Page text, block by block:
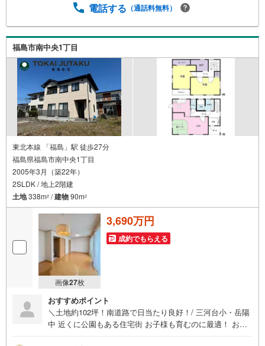
ライフプランシミュレーションも無料で、将来のことを一
店内にはキッズスペースをご用意しております。おむつ替
えやミルクのお湯なども対応可能です。泣いてしまっても
大丈夫ですので、安心してご来店くださいね。ご相談だけ
でも大歓迎です！迷っている今だからこそ、ぜひ一度お話
ししてみませんか？
電話する （通話料無料）
福島市南中央1丁目
東北本線 「福島」駅 徒歩27分
福島県福島市南中央1丁目
2005年3月（築22年）
2SLDK / 地上2階建
土地338m2 /建物90m2
画像27枚
3,690万円
成約でもらえる
おすすめポイント
＼土地約102坪！南道路で日当たり良好！/ 三河台小・岳陽
中 近くに公園もある住宅街 お子様も育むのに最適！ お買